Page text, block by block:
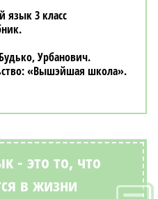
язык 3 класс
Будько, Урбанович
«Вышэйшая школа»
- это то, что
в жизни